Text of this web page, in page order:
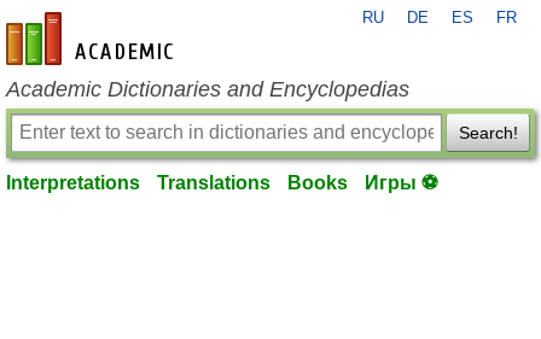
en-academic.com
RU DE ES FR
Academic Dictionaries and Encyclopedias
Search!
Interpretations Translations Books Игры ⚽